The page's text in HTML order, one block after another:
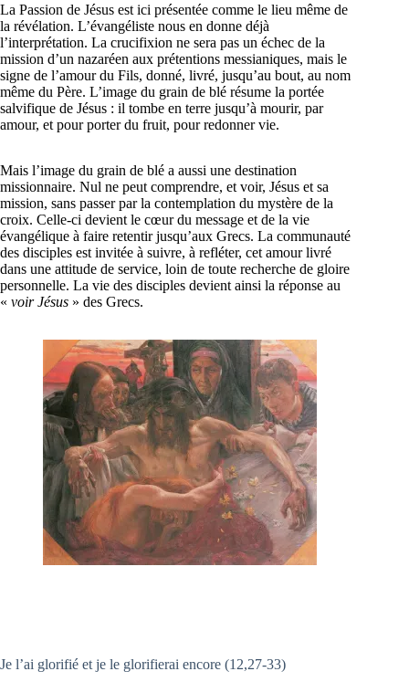
La Passion de Jésus est ici présentée comme le lieu même de
la révélation. L’évangéliste nous en donne déjà
l’interprétation. La crucifixion ne sera pas un échec de la
mission d’un nazaréen aux prétentions messianiques, mais le
signe de l’amour du Fils, donné, livré, jusqu’au bout, au nom
même du Père. L’image du grain de blé résume la portée
salvifique de Jésus : il tombe en terre jusqu’à mourir, par
amour, et pour porter du fruit, pour redonner vie.
Mais l’image du grain de blé a aussi une destination
missionnaire. Nul ne peut comprendre, et voir, Jésus et sa
mission, sans passer par la contemplation du mystère de la
croix. Celle-ci devient le cœur du message et de la vie
évangélique à faire retentir jusqu’aux Grecs. La communauté
des disciples est invitée à suivre, à refléter, cet amour livré
dans une attitude de service, loin de toute recherche de gloire
personnelle. La vie des disciples devient ainsi la réponse au
« voir Jésus » des Grecs.
Je l’ai glorifié et je le glorifierai encore (12,27-33)